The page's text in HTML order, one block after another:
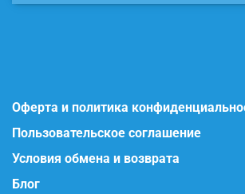
Оферта и политика
Пользовательское соглашение
Условия обмена и возврата
Блог